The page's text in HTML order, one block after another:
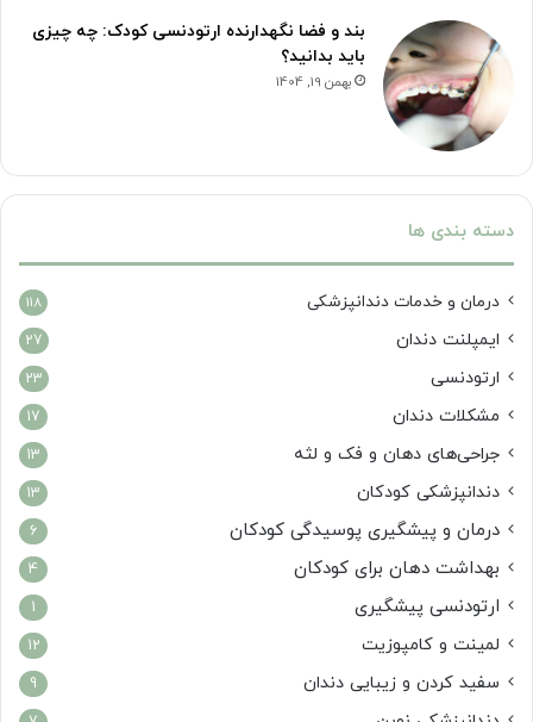
بند و فضا نگهدارنده ارتودنسی کودک: چه چیزی
باید بدانید؟
بهمن 19, 1404
دسته بندی ها
درمان‌ و خدمات دندانپزشکی 118
ایمپلنت دندان 27
ارتودنسی 23
مشکلات دندان 17
جراحی‌های دهان و فک و لثه 13
دندانپزشکی کودکان 13
درمان و پیشگیری پوسیدگی کودکان 6
بهداشت دهان برای کودکان 4
ارتودنسی پیشگیری 1
لمینت و کامپوزیت 12
سفید کردن و زیبایی دندان 9